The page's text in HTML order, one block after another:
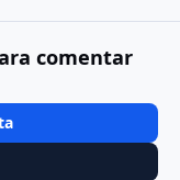
comentar